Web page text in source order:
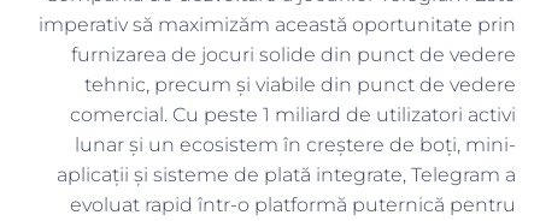
imperativ să maximizăm această oportunitate prin
furnizarea de jocuri solide din punct de vedere
tehnic, precum și viabile din punct de vedere
comercial. Cu peste 1 miliard de utilizatori activi
lunar și un ecosistem în creștere de boți, mini-
aplicații și sisteme de plată integrate, Telegram a
evoluat rapid într-o platformă puternică pentru